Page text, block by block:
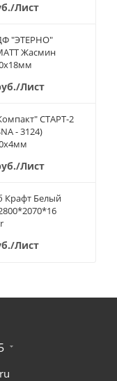
/Лист
"ЭТЕРНО"
Жасмин
/Лист
СТАРТ-2
- 3124)
/Лист
Крафт Белый
/Лист